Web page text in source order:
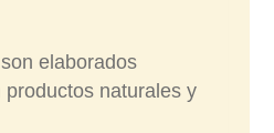
elaborados
naturales y